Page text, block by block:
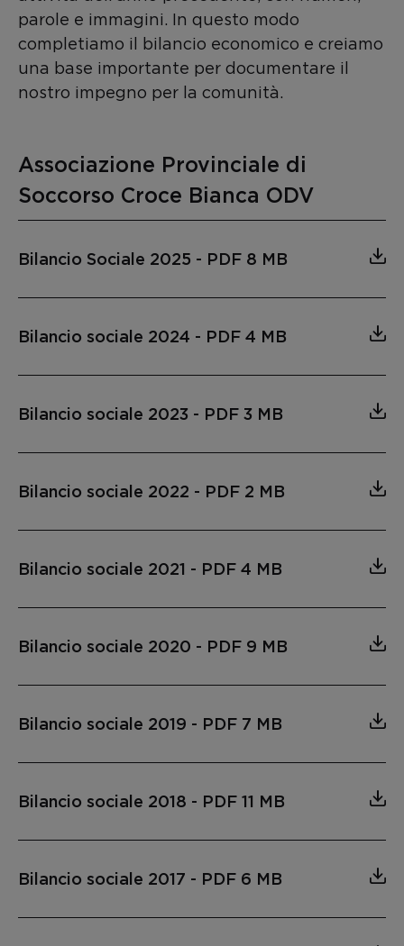
parole e immagini. In questo modo
completiamo il bilancio economico e creiamo
una base importante per documentare il
nostro impegno per la comunità.
Associazione Provinciale di
Soccorso Croce Bianca ODV
Bilancio Sociale 2025 - PDF 8 MB
Bilancio sociale 2024 - PDF 4 MB
Bilancio sociale 2023 - PDF 3 MB
Bilancio sociale 2022 - PDF 2 MB
Bilancio sociale 2021 - PDF 4 MB
Bilancio sociale 2020 - PDF 9 MB
Bilancio sociale 2019 - PDF 7 MB
Bilancio sociale 2018 - PDF 11 MB
Bilancio sociale 2017 - PDF 6 MB